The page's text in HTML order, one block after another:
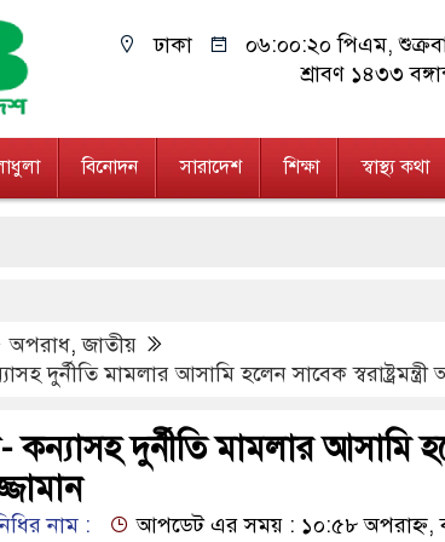
ঢাকা ০৬:০০:২১ পিএম,
শ্রাবণ ১৪৩৩
বিনোদন সারাদেশ শিক্ষা স্বাস্থ্য কথা
অপরাধ,জাতীয়
দুর্নীতি মামলার আসামি হলেন সাবেক
কন্যাসহ দুর্নীতি মামলার আসামি
নাম :
আপডেট এর সময় : ১০:৫৮ অপরাহ্ন,